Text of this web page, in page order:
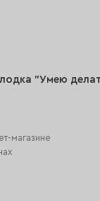
"Умею
магазине